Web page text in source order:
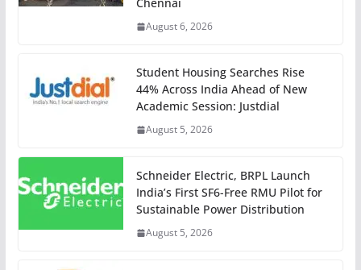
Chennai
August 6, 2026
Student Housing Searches Rise
44% Across India Ahead of New
Academic Session: Justdial
August 5, 2026
Schneider Electric, BRPL Launch
India’s First SF6-Free RMU Pilot for
Sustainable Power Distribution
August 5, 2026